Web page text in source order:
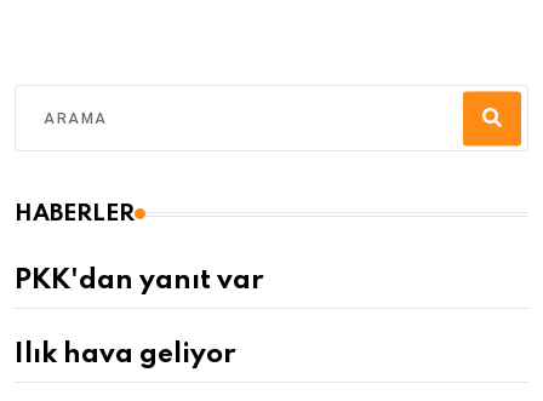
HABERLER
PKK'dan yanıt var
Ilık hava geliyor